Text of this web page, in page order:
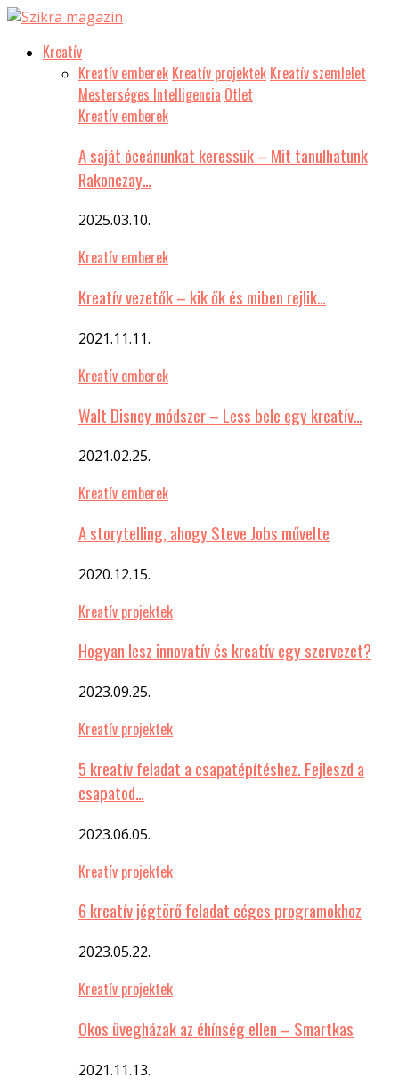
Kreatív
Kreatív emberek Kreatív projektek Kreatív szemlelet
Mesterséges Intelligencia Ötlet
Kreatív emberek
A saját óceánunkat keressük – Mit tanulhatunk
Rakonczay…
2025.03.10.
Kreatív emberek
Kreatív vezetők – kik ők és miben rejlik…
2021.11.11.
Kreatív emberek
Walt Disney módszer – Less bele egy kreatív…
2021.02.25.
Kreatív emberek
A storytelling, ahogy Steve Jobs művelte
2020.12.15.
Kreatív projektek
Hogyan lesz innovatív és kreatív egy szervezet?
2023.09.25.
Kreatív projektek
5 kreatív feladat a csapatépítéshez. Fejleszd a
csapatod…
2023.06.05.
Kreatív projektek
6 kreatív jégtörő feladat céges programokhoz
2023.05.22.
Kreatív projektek
Okos üvegházak az éhínség ellen – Smartkas
2021.11.13.